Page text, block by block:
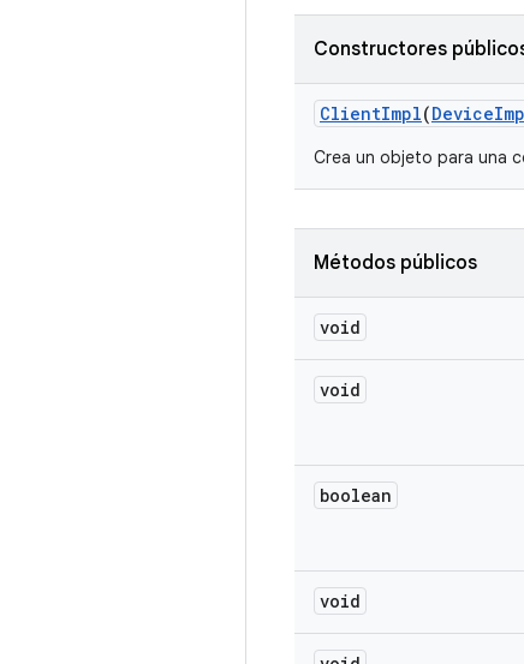
Constructores
ClientImpl(Device
Crea un objeto para una
Métodos públicos
void
void
boolean
void